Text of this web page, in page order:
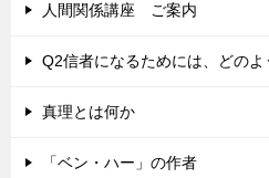
ー
シ
人間関係講座 ご案内
Q2信者になるためには、どのよ
真理とは何か
「ベン・ハー」の作者